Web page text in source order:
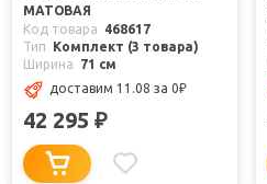
МАТОВАЯ
Код товара
468617
Тип
Комплект (3 товара)
Ширина
71 см
доставим 11.08 за 0₽
42 295 ₽